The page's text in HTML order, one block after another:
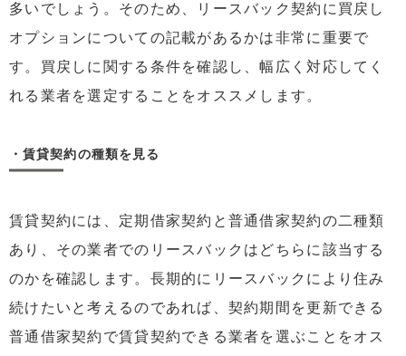
多いでしょう。そのため、リースバック契約に買戻し
オプションについての記載があるかは非常に重要で
す。買戻しに関する条件を確認し、幅広く対応してく
れる業者を選定することをオススメします。
・賃貸契約の種類を見る
賃貸契約には、定期借家契約と普通借家契約の二種類
あり、その業者でのリースバックはどちらに該当する
のかを確認します。長期的にリースバックにより住み
続けたいと考えるのであれば、契約期間を更新できる
普通借家契約で賃貸契約できる業者を選ぶことをオス